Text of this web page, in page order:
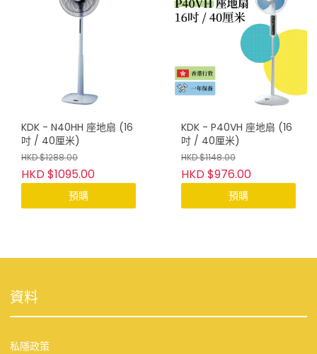
KDK - N40HH 座地扇 (16
吋 / 40厘米)
HKD $1288.00
HKD $1095.00
預購
KDK - P40VH 座地扇 (16
吋 / 40厘米)
HKD $1148.00
HKD $976.00
預購
資料
私隱政策